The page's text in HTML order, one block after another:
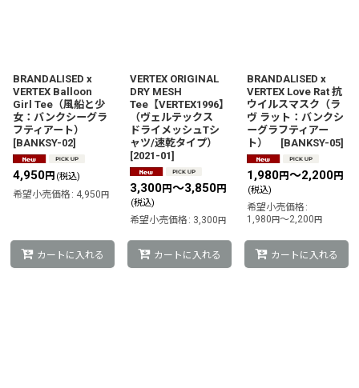
BRANDALISED x
VERTEX Balloon
Girl Tee（風船と少
女：バンクシーグラ
フティアート）
[BANKSY-02]
4,950円 (税込)
希望小売価格 : 4,950円
カートに入れる
VERTEX ORIGINAL
DRY MESH
Tee【VERTEX1996】
（ヴェルテックス
ドライメッシュTシ
ャツ/速乾タイプ）
[2021-01]
3,300円～3,850円
(税込)
希望小売価格 : 3,300円
カートに入れる
BRANDALISED x
VERTEX Love Rat 抗
ウイルスマスク（ラ
ヴ ラット：バンクシ
ーグラフティアー
ト）
[BANKSY-05]
1,980円～2,200円
(税込)
希望小売価格 :
1,980円～2,200円
カートに入れる